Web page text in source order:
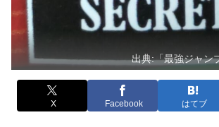
出典:「最強ジャン
X Facebook はてブ